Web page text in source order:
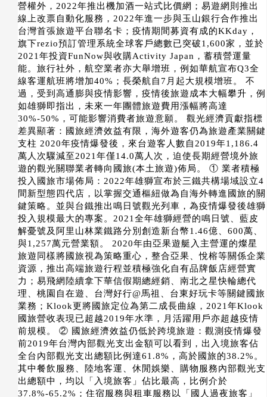
營權外，2022年推出機加酒一站式比價網；易遊網則推出
線上改票自動化服務，2022年進一步與玉山銀行合作推出
台灣首張旅遊平台聯名卡；疫情期間募資有成的KKday，
旗下rezio預訂管理系統全球客戶總數已突破1,600家，並於
2021年投資FunNow與收購Activity Japan，蓄積營運量
能。旅行社外，航空業者亦大舉增班，例如華航宣布Q3全
線客運航班將增加40%；長榮航自7月起大規模增班。 不
過，受到高通膨與疫情影響，疫情後旅遊成本大幅攀升，例
如雄獅即指出，未來一年團體旅遊費用漲幅將高達
30%-50%，可能影響消費者旅遊意願。 觀光經濟貢獻指標
差異顯著：國旅經濟效益有限，海外遊客仍為旅遊產業關鍵
支柱 2020年疫情爆發後，來台遊客人數自2019年1,186.4
萬人次驟減至2021年僅14.0萬人次，迫使長期經營境外旅
遊的觀光關聯業者轉向國旅(本土旅遊)佈局。 ① 業者積極
投入國旅市場佈局：2022年雄獅宣布於三鐵共構場域設立4
間新型態四代店，以掌握交通樞紐做為自海外轉進國旅的關
鍵策略。並與台鐵推出鳴日號觀光列車，為疫情爆發後雄獅
投入規模最大的專案。2021全年雄獅經營的鳴日號、藍皮
解憂號及阿里山林業鐵路分別創造新台幣1.46億、600萬、
與1,257萬元營業額。 2020年由亞果遊艇入主營運的燦星
旅遊同樣將國旅視為策略重心，整合亞果、悅榕等關係企業
資源，推出高端旅遊行程並積極強化自有品牌飯店經營實
力；易飛網陸續拿下華信假期總經銷、南北之星快輪總代
理、桃園自在遊、台灣好行@馬祖、台東好玩卡等關鍵國旅
業務；Klook更將國旅定位為第二成長曲線，2021年Klook
國旅營收表現已超越2019年水準，月活躍用戶亦超越疫情
前規模。 ② 國旅經濟效益仍低於跨境旅遊：觀測疫情爆發
前2019年台灣內部觀光支出金額可以看到，出入境旅客佔
全台內部觀光支出總額比例達61.8%，高於國旅的38.2%。
其中餐飲服務、陸地客運、休閒娛樂、購物服務內部觀光支
出總額中，均以「入境旅客」佔比最高，比例介於
37.8%-65.2%；住宿服務與租車服務以「國人過夜旅客」